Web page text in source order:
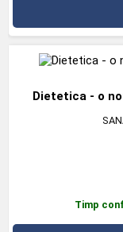
Dietetica - o
Timp